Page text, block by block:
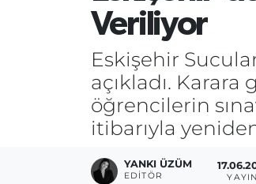
Veriliyor
Eskişehir
açıkladı.
öğrencilerin
itibarıyla
YANKI ÜZÜM
EDITÖR